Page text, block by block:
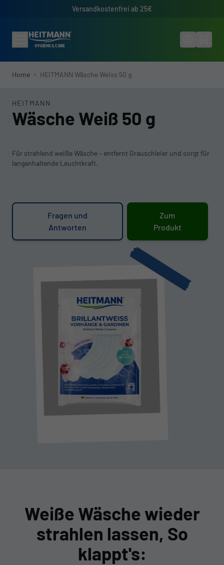
Versandkostenfrei ab 25€
Home HEITMANN Wäsche Weiss 50 g
HEITMANN
Wäsche Weiß 50 g
Für strahlend weiße Wäsche – entfernt Grauschleier und sorgt für
langanhaltende Leuchtkraft.
Fragen und
Antworten
Zum
Produkt
Weiße Wäsche wieder
strahlen lassen, So
klappt's: